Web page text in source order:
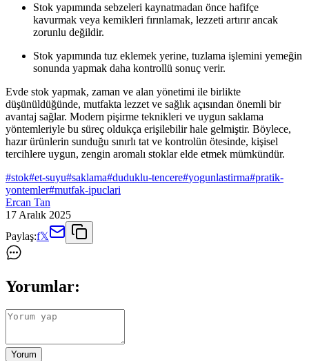
Stok yapımında sebzeleri kaynatmadan önce hafifçe
kavurmak veya kemikleri fırınlamak, lezzeti artırır ancak
zorunlu değildir.
Stok yapımında tuz eklemek yerine, tuzlama işlemini yemeğin
sonunda yapmak daha kontrollü sonuç verir.
Evde stok yapmak, zaman ve alan yönetimi ile birlikte
düşünüldüğünde, mutfakta lezzet ve sağlık açısından önemli bir
avantaj sağlar. Modern pişirme teknikleri ve uygun saklama
yöntemleriyle bu süreç oldukça erişilebilir hale gelmiştir. Böylece,
hazır ürünlerin sunduğu sınırlı tat ve kontrolün ötesinde, kişisel
tercihlere uygun, zengin aromalı stoklar elde etmek mümkündür.
#stok#et-suyu#saklama#duduklu-tencere#yogunlastirma#pratik-
yontemler#mutfak-ipuclari
Ercan Tan
17 Aralık 2025
Paylaş:f𝕏
Yorumlar:
Yorum